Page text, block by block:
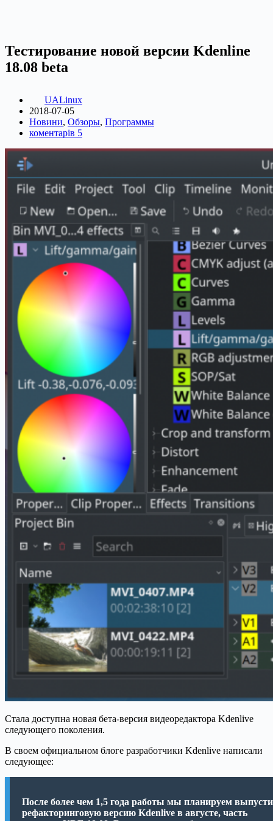
Тестирование новой версии Kdenline
18.08 beta
UALinux
2018-07-05
Новини, Обзоры, Программы
коментарів 5
Стала доступна новая бета-версия видеоредактора Kdenlive
следующего поколения.
В своем официальном блоге разработчики Kdenlive написали
следующее:
После более чем 1,5 года работы мы планируем
рефакторинговую версию Kdenlive в августе, часть